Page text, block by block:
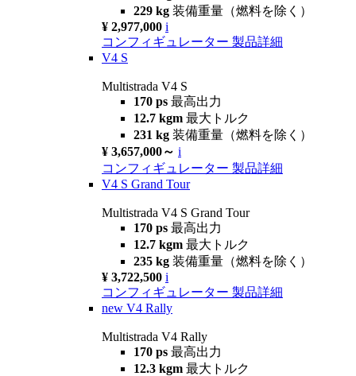
229 kg 装備重量（燃料を除く）
¥ 2,977,000 i
コンフィギュレーター 製品詳細
V4 S
Multistrada V4 S
170 ps 最高出力
12.7 kgm 最大トルク
231 kg 装備重量（燃料を除く）
¥ 3,657,000～ i
コンフィギュレーター 製品詳細
V4 S Grand Tour
Multistrada V4 S Grand Tour
170 ps 最高出力
12.7 kgm 最大トルク
235 kg 装備重量（燃料を除く）
¥ 3,722,500 i
コンフィギュレーター 製品詳細
new V4 Rally
Multistrada V4 Rally
170 ps 最高出力
12.3 kgm 最大トルク